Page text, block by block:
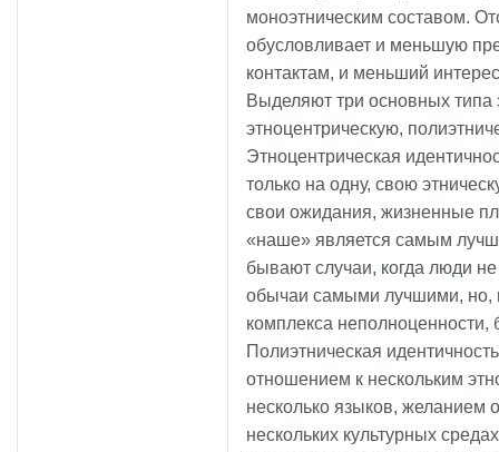
моноэтническим составом.
обусловливает и меньшую
контактам, и меньший
Выделяют три основных типа
этноцентрическую,
Этноцентрическая
только на одну, свою
свои ожидания, жизненные
«наше» является самым
бывают случаи, когда люди
обычаи самыми лучшими, но,
комплекса
Полиэтническая
отношением к нескольким
несколько языков, желанием
нескольких культурных